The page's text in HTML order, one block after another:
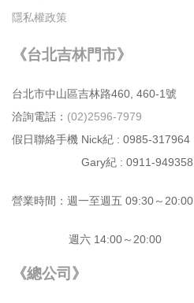
隱私權政策
《台北吉林門市》
台北市中⼭區吉林路460, 460-1號
洽詢電話： (02)2596-7979
假日聯絡手機 Nick紀 : 0985-317964
Gary紀 : 0911-949358
營業時間：週⼀⾄週五 09:30～20:00
週六 14:00～20:00
《總公司》